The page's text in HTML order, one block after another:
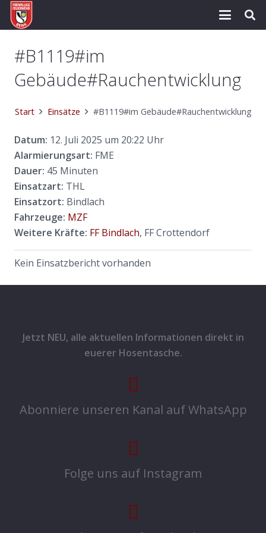
#B1119#im
Gebäude#Rauchentwicklung
Start Einsätze #B1119#im Gebäude#Rauchentwicklung
Datum: 12. Juli 2025 um 20:22 Uhr
Alarmierungsart: FME
Dauer: 45 Minuten
Einsatzart: THL
Einsatzort: Bindlach
Fahrzeuge: MZF
Weitere Kräfte: FF Bindlach, FF Crottendorf
Kein Einsatzbericht vorhanden
Jetzt NEU, alle aktuellen Informationen direkt in
euerer Hosentasche.
Abonniere unseren Kanal auf WhatsApp
Folge uns auf Instagram